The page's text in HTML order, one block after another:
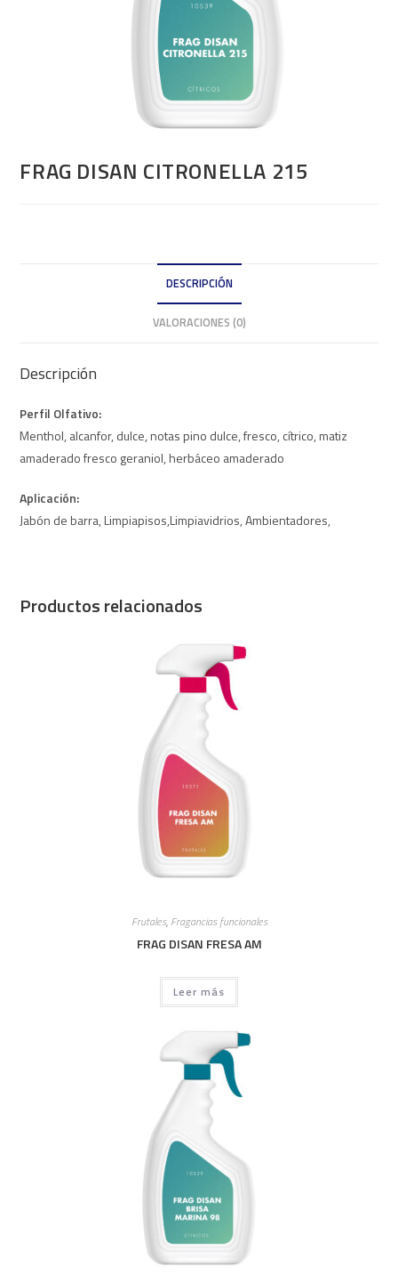
FRAG DISAN CITRONELLA 215
DESCRIPCIÓN
VALORACIONES (0)
Descripción
Perfil Olfativo:
Menthol, alcanfor, dulce, notas pino dulce, fresco, cítrico, matiz
amaderado fresco geraniol, herbáceo amaderado
Aplicación:
Jabón de barra, Limpiapisos,Limpiavidrios, Ambientadores,
Productos relacionados
Frutales, Fragancias funcionales
FRAG DISAN FRESA AM
Leer más